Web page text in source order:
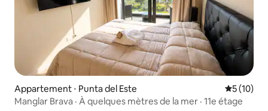
Appartement ⋅ Punta del Este
5 (10)
Manglar Brava · À quelques mètres de la mer · 11e étage